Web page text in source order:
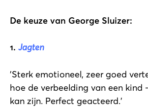
De keuze van George Sluizer:
1. Jagten
'Sterk emotioneel, zeer goed
hoe de verbeelding van een kind
kan zijn. Perfect geacteerd.'